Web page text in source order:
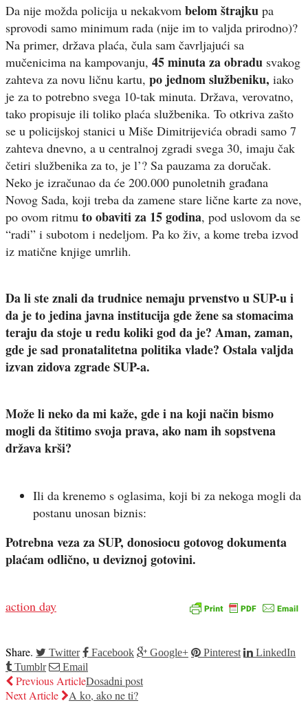
Da nije možda policija u nekakvom belom štrajku pa
sprovodi samo minimum rada (nije im to valjda prirodno)?
Na primer, država plaća, čula sam čavrljajući sa
mučenicima na kampovanju, 45 minuta za obradu svakog
zahteva za novu ličnu kartu, po jednom službeniku, iako
je za to potrebno svega 10-tak minuta. Država, verovatno,
tako propisuje ili toliko plaća službenika. To otkriva zašto
se u policijskoj stanici u Miše Dimitrijevića obradi samo 7
zahteva dnevno, a u centralnoj zgradi svega 30, imaju čak
četiri službenika za to, je l’? Sa pauzama za doručak.
Neko je izračunao da će 200.000 punoletnih građana
Novog Sada, koji treba da zamene stare lične karte za nove,
po ovom ritmu to obaviti za 15 godina, pod uslovom da se
“radi” i subotom i nedeljom. Pa ko živ, a kome treba izvod
iz matične knjige umrlih.
Da li ste znali da trudnice nemaju prvenstvo u SUP-u i
da je to jedina javna institucija gde žene sa stomacima
teraju da stoje u redu koliki god da je? Aman, zaman,
gde je sad pronatalitetna politika vlade? Ostala valjda
izvan zidova zgrade SUP-a.
Može li neko da mi kaže, gde i na koji način bismo
mogli da štitimo svoja prava, ako nam ih sopstvena
država krši?
Ili da krenemo s oglasima, koji bi za nekoga mogli da
postanu unosan biznis:
Potrebna veza za SUP, donosiocu gotovog dokumenta
plaćam odlično, u deviznoj gotovini.
action day
Share. Twitter Facebook Google+ Pinterest
LinkedIn
Tumblr
Email
Previous ArticleDosadni post
Next Article
A ko, ako ne ti?